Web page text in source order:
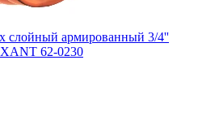
армированный 3/4''
62-0230